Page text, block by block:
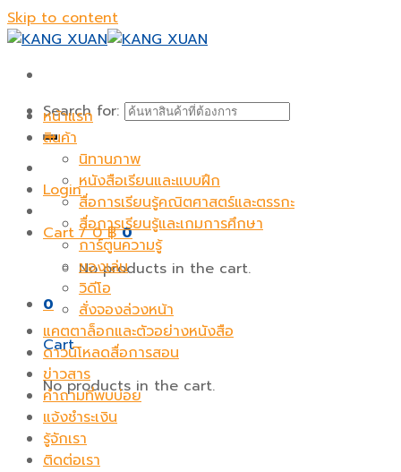
Skip to content
Search for:
Login
Cart /0฿ 0
No products in the cart.
0
Cart
No products in the cart.
หน้าแรก
สินค้า
นิทานภาพ
หนังสือเรียนและแบบฝึก
สื่อการเรียนรู้คณิตศาสตร์และตรรกะ
สื่อการเรียนรู้และเกมการศึกษา
การ์ตูนความรู้
ของเล่น
วิดีโอ
สั่งจองล่วงหน้า
แคตตาล็อกและตัวอย่างหนังสือ
ดาวน์โหลดสื่อการสอน
ข่าวสาร
คำถามที่พบบ่อย
แจ้งชำระเงิน
รู้จักเรา
ติดต่อเรา